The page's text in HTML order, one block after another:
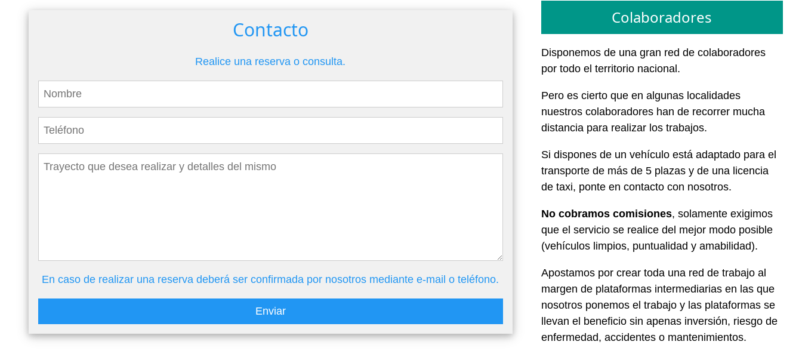
Contacto
Realice una reserva o consulta.
En caso de realizar una reserva deberá ser confirmada por nosotros mediante e-mail o teléfono.
Enviar
Colaboradores
Disponemos de una gran red de colaboradores
por todo el territorio nacional.
Pero es cierto que en algunas localidades
nuestros colaboradores han de recorrer mucha
distancia para realizar los trabajos.
Si dispones de un vehículo está adaptado para el
transporte de más de 5 plazas y de una licencia
de taxi, ponte en contacto con nosotros.
No cobramos comisiones, solamente exigimos
que el servicio se realice del mejor modo posible
(vehículos limpios, puntualidad y amabilidad).
Apostamos por crear toda una red de trabajo al
margen de plataformas intermediarias en las que
nosotros ponemos el trabajo y las plataformas se
llevan el beneficio sin apenas inversión, riesgo de
enfermedad, accidentes o mantenimientos.